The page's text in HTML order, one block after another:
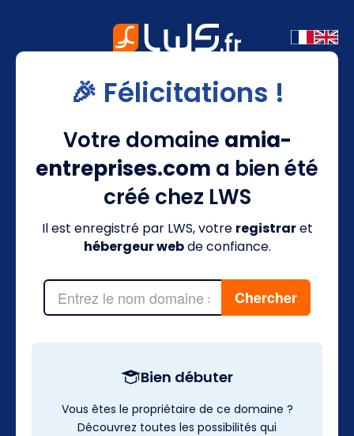
🎉 Félicitations !
Votre domaine amia-
entreprises.com a bien été
créé chez LWS
Il est enregistré par LWS, votre registraret
hébergeur webde confiance.
Bien débuter
Vous êtes le propriétaire de ce domaine ?
Découvrez toutes les possibilités qui